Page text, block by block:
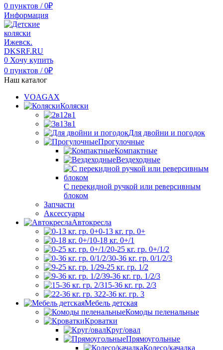
0 пунктов / 0₽
Информация
0 Хочу купить
0 пунктов / 0₽
Наш каталог
VOAGAX
Коляски
2в1
3в1
Для двойни и погодок
Прогулочные
Компактные
Вездеходные
С перекидной ручкой или реверсивным
блоком
Запчасти
Аксессуары
Автокресла
0-13 кг. гр. 0+
0-18 кг. 0+/1
0-25 кг. гр. 0+/1/2
0-36 кг. гр. 0/1/2/3
9-25 кг. гр. 1/2
9-36 кг. гр. 1/2/3
15-36 кг. гр. 2/3
22-36 кг. гр. 3
Мебель детская
Комоды пеленальные
Кроватки
Круг/овал
Прямоугольные
Колесо/качалка